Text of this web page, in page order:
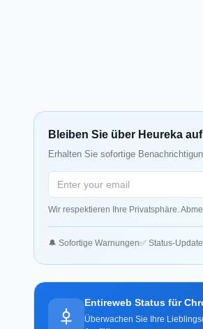
Bleiben Sie über Heureka
Erhalten Sie sofortige
Wir respektieren Ihre Privatsphäre.
🔔 Sofortige Warnungen✅ Status-
Entireweb Status für
Überwachen Sie Ihre